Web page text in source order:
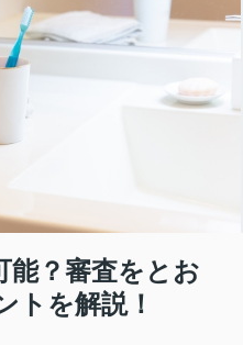
能？審査をとお
トを解説！